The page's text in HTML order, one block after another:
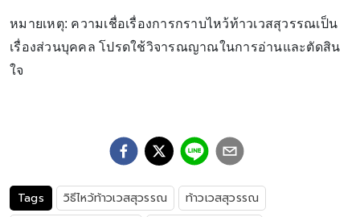
หมายเหตุ: ความเชื่อเรื่องการกราบไหว้ท้าวเวสสุวรรณเป็น
เรื่องส่วนบุคคล โปรดใช้วิจารณญาณในการอ่านและตัดสิน
ใจ
Tags วิธีไหว้ท้าวเวสสุวรรณ
ท้าวเวสสุวรรณ